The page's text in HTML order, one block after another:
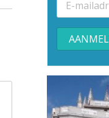
Alternative: